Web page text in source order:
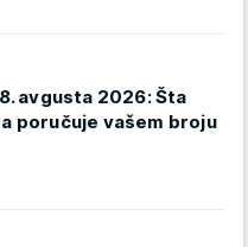
avgusta 2026: Šta
poručuje vašem broju